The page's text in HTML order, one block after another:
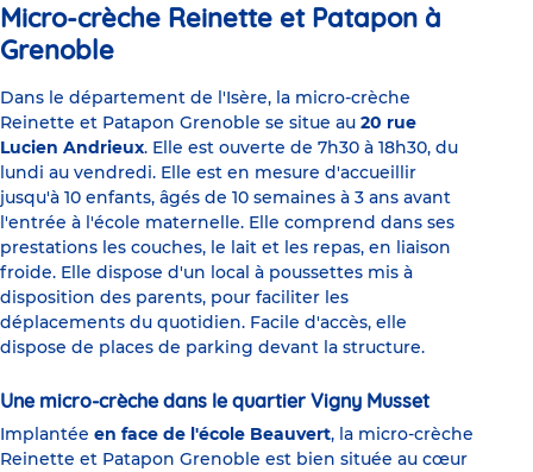
Micro-crèche Reinette et Patapon à
Grenoble
Dans le département de l'Isère, la micro-crèche
Reinette et Patapon Grenoble se situe au 20 rue
Lucien Andrieux. Elle est ouverte de 7h30 à 18h30, du
lundi au vendredi. Elle est en mesure d'accueillir
jusqu'à 10 enfants, âgés de 10 semaines à 3 ans avant
l'entrée à l'école maternelle. Elle comprend dans ses
prestations les couches, le lait et les repas, en liaison
froide. Elle dispose d'un local à poussettes mis à
disposition des parents, pour faciliter les
déplacements du quotidien. Facile d'accès, elle
dispose de places de parking devant la structure.
Une micro-crèche dans le quartier Vigny Musset
Implantée en face de l'école Beauvert, la micro-crèche
Reinette et Patapon Grenoble est bien située au cœur